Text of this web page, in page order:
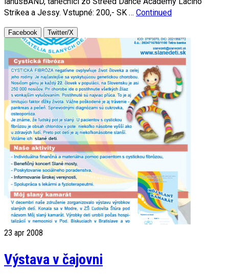
Strikea a Jessy. Vstupné: 200,- SK … Continued
Facebook Twitter/X
23 apr 2008
Výstava v čajovni